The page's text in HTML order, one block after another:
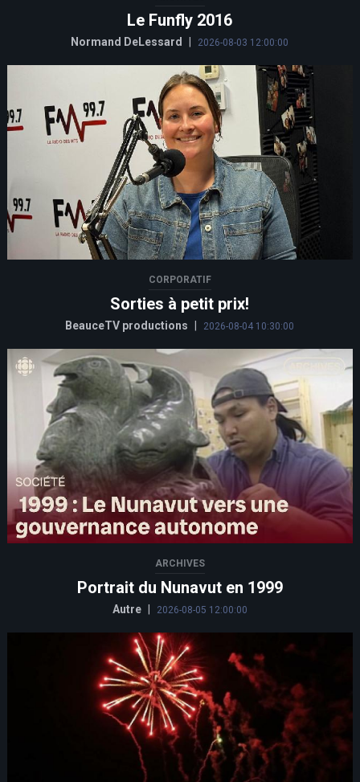
Le Funfly 2016
Normand DeLessard 2026-08-03 12:00:00
CORPORATIF
Sorties à petit prix!
BeauceTV productions 2026-08-04 10:30:00
ARCHIVES
Portrait du Nunavut en 1999
Autre 2026-08-05 12:00:00